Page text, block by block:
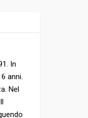
In
anni.
Nel